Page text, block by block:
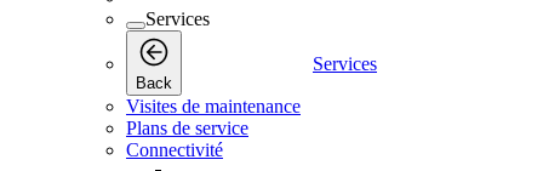
Services
Back
Services
Visites de maintenance
Plans de service
Connectivité